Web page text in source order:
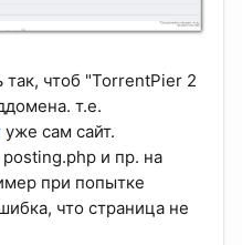
так, чтоб "TorrentPier 2
т.е.
уже сам сайт.
и пр. на
при попытке
что страница не